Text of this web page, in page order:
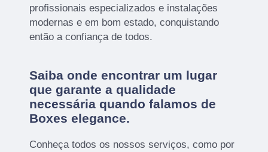
profissionais especializados e instalações
modernas e em bom estado, conquistando
então a confiança de todos.
Saiba onde encontrar um lugar
que garante a qualidade
necessária quando falamos de
Boxes elegance.
Conheça todos os nossos serviços, como por